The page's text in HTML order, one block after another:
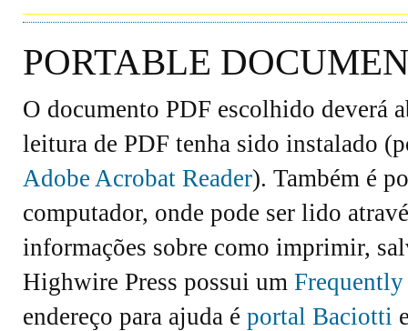
PORTABLE
O documento PDF escolhido deverá
leitura de PDF tenha sido instalado
Adobe Acrobat Reader). Também é
computador, onde pode ser lido
informações sobre como imprimir,
Highwire Press possui um
endereço para ajuda é portal Baciotti